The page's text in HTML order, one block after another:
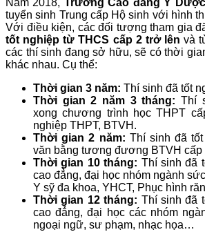
Năm 2018, Trường Cao đẳng Y
tuyển sinh Trung cấp Hộ sinh với hình
Với điều kiện, các đối tượng tham gia
tốt nghiệp từ THCS cấp 2 trở lên và
các thí sinh đang sở hữu, sẽ có thời
khác nhau. Cụ thể:
Thời gian 3 năm: Thí sinh đã tốt
Thời gian 2 năm 3 tháng:Thí
xong chương trình học THPT
nghiệp THPT, BTVH.
Thời gian 2 năm: Thí sinh đã
văn bằng tương đương BTVH cấp
Thời gian 10 tháng: Thí sinh đã
cao đẳng, đại học nhóm ngành
Y sỹ đa khoa, YHCT, Phục hình
Thời gian 12 tháng: Thí sinh đã
cao đẳng, đại học các nhóm
ngoại ngữ, sư phạm, nhạc họa…